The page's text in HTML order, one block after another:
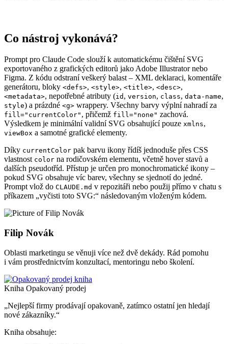
Co nástroj vykonává?
Prompt pro Claude Code slouží k automatickému čištění SVG
exportovaného z grafických editorů jako Adobe Illustrator nebo
Figma. Z kódu odstraní veškerý balast – XML deklaraci, komentáře
generátoru, bloky <defs>, <style>, <title>, <desc>,
<metadata>, nepotřebné atributy (id , version, class, data-name,
style) a prázdné <g> wrappery. Všechny barvy výplní nahradí za
fill="currentColor" , přičemž fill="none" zachová.
Výsledkem je minimální validní SVG obsahující pouze xmlns,
viewBox a samotné grafické elementy.
Díky currentColor pak barvu ikony řídíš jednoduše přes CSS
vlastnost color na rodičovském elementu, včetně hover stavů a
dalších pseudotříd. Přístup je určen pro monochromatické ikony –
pokud SVG obsahuje víc barev, všechny se sjednotí do jedné.
Prompt vlož do CLAUDE.md v repozitáři nebo použij přímo v chatu s
příkazem „vyčisti toto SVG:“ následovaným vloženým kódem.
Filip Novák
Oblasti marketingu se věnuji více než dvě dekády. Rád pomohu
i vám prostřednictvím konzultací, mentoringu nebo školení.
Kniha Opakovaný prodej
„Nejlepší firmy prodávají opakovaně, zatímco ostatní jen hledají
nové zákazníky.“
Kniha obsahuje: